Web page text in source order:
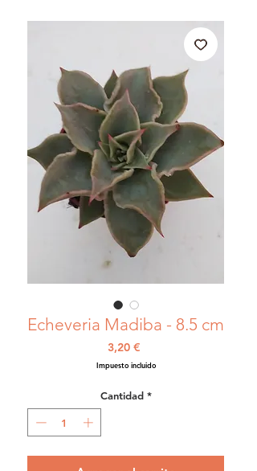
Echeveria Madiba - 8.5 cm
3,20 €Precio
Impuesto incluido
Cantidad *